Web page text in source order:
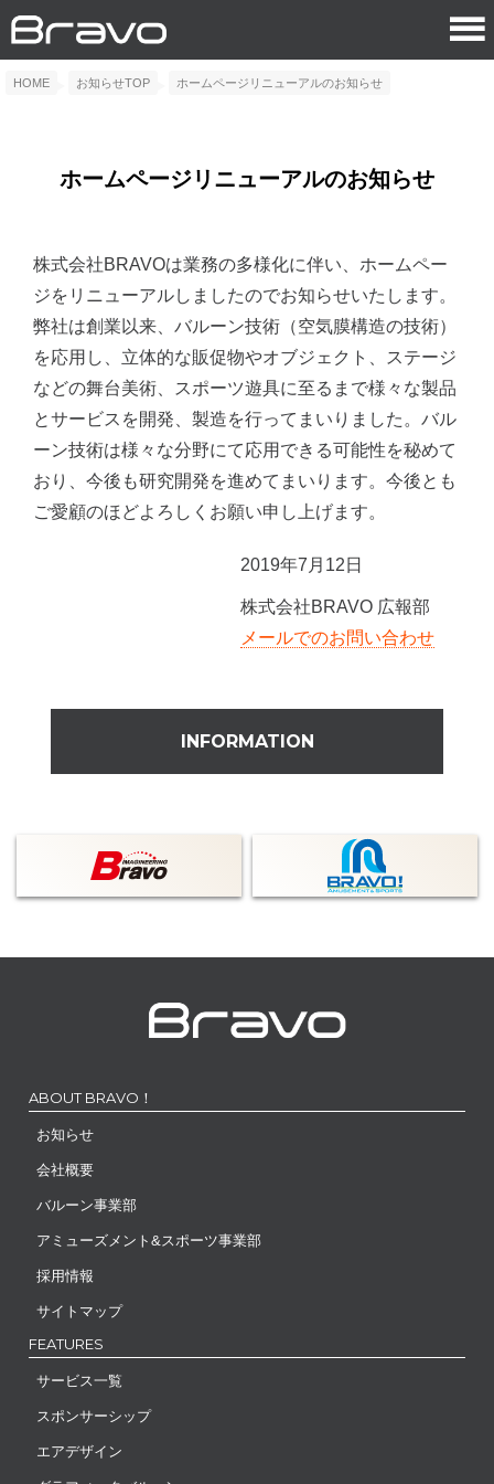
HOME お知らせTOP ホームページリニューアルのお知らせ
ホームページリニューアルのお知らせ
株式会社BRAVOは業務の多様化に伴い、ホームペー
ジをリニューアルしましたのでお知らせいたします。
弊社は創業以来、バルーン技術（空気膜構造の技術）
を応用し、立体的な販促物やオブジェクト、ステージ
などの舞台美術、スポーツ遊具に至るまで様々な製品
とサービスを開発、製造を行ってまいりました。バル
ーン技術は様々な分野にて応用できる可能性を秘めて
おり、今後も研究開発を進めてまいります。今後とも
ご愛顧のほどよろしくお願い申し上げます。
2019年7月12日
株式会社BRAVO 広報部
メールでのお問い合わせ
INFORMATION
ABOUT BRAVO！
お知らせ
会社概要
バルーン事業部
アミューズメント&スポーツ事業部
採用情報
サイトマップ
FEATURES
サービス一覧
スポンサーシップ
エアデザイン